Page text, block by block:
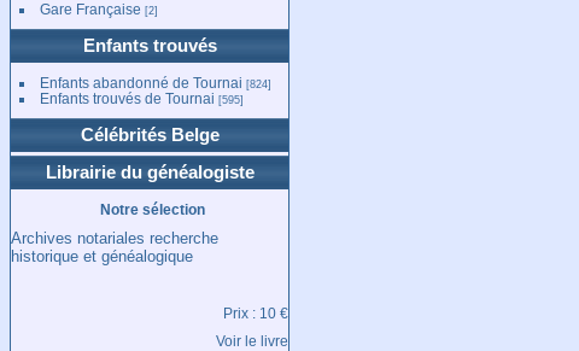
Gare Française [2]
Enfants trouvés
Enfants abandonné de Tournai [824]
Enfants trouvés de Tournai [595]
Célébrités Belge
Librairie du généalogiste
Notre sélection
Archives notariales recherche
historique et généalogique
Prix : 10 €
Voir le livre